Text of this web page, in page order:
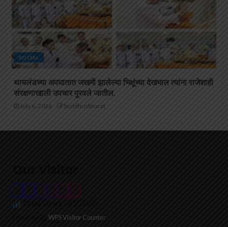
SOCIAL
थायलंडच्या अपघातात जखमी झालेल्या भिक्षूंच्या देखभाल त्यांना राजेशाही
संरक्षणाखाली उपचार पुरवले जातील.
July 6, 2026 buddhistbharat
2
Total Users : 410582
WPS Visitor Counter